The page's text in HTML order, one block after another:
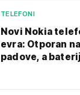
TELEFONI
Novi Nokia
evra: Otporan
padove, a